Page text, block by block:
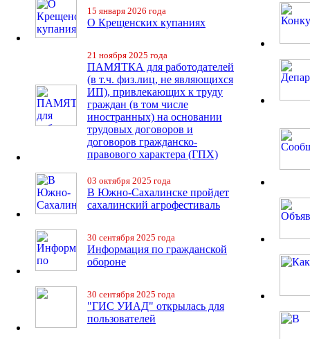
15 января 2026 года
О Крещенских купаниях
21 ноября 2025 года
ПАМЯТКА для работодателей
(в т.ч. физ.лиц, не являющихся
ИП), привлекающих к труду
граждан (в том числе
иностранных) на основании
трудовых договоров и
договоров гражданско-
правового характера (ГПХ)
03 октября 2025 года
В Южно-Сахалинске пройдет
сахалинский агрофестиваль
30 сентября 2025 года
Информация по гражданской
обороне
30 сентября 2025 года
"ГИС УИАД" открылась для
пользователей